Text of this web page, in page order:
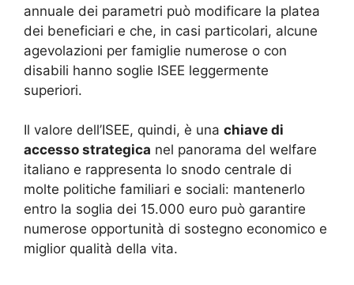
annuale dei parametri può modificare la platea
dei beneficiari e che, in casi particolari, alcune
agevolazioni per famiglie numerose o con
disabili hanno soglie ISEE leggermente
superiori.
Il valore dell’ISEE, quindi, è una chiave di
accesso strategica nel panorama del welfare
italiano e rappresenta lo snodo centrale di
molte politiche familiari e sociali: mantenerlo
entro la soglia dei 15.000 euro può garantire
numerose opportunità di sostegno economico e
miglior qualità della vita.